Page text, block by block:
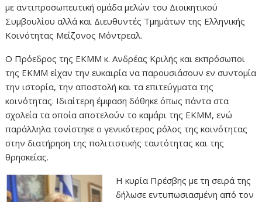
με αντιπροσωπευτική ομάδα μελών του Διοικητικού
Συμβουλίου αλλά και Διευθυντές Τμημάτων της Ελληνικής
Κοινότητας Μείζονος Μόντρεαλ.
Ο Πρόεδρος της ΕΚΜΜ κ. Ανδρέας Κριλής και εκπρόσωποι
της ΕΚΜΜ είχαν την ευκαιρία να παρουσιάσουν εν συντομία
την ιστορία, την αποστολή και τα επιτεύγματα της
κοινότητας. Ιδιαίτερη έμφαση δόθηκε όπως πάντα στα
σχολεία τα οποία αποτελούν το καμάρι της ΕΚΜΜ, ενώ
παράλληλα τονίστηκε ο γενικότερος ρόλος της κοινότητας
στην διατήρηση της πολιτιστικής ταυτότητας και της
θρησκείας.
Η κυρία Πρέσβης με τη σειρά της
δήλωσε εντυπωσιασμένη από τον